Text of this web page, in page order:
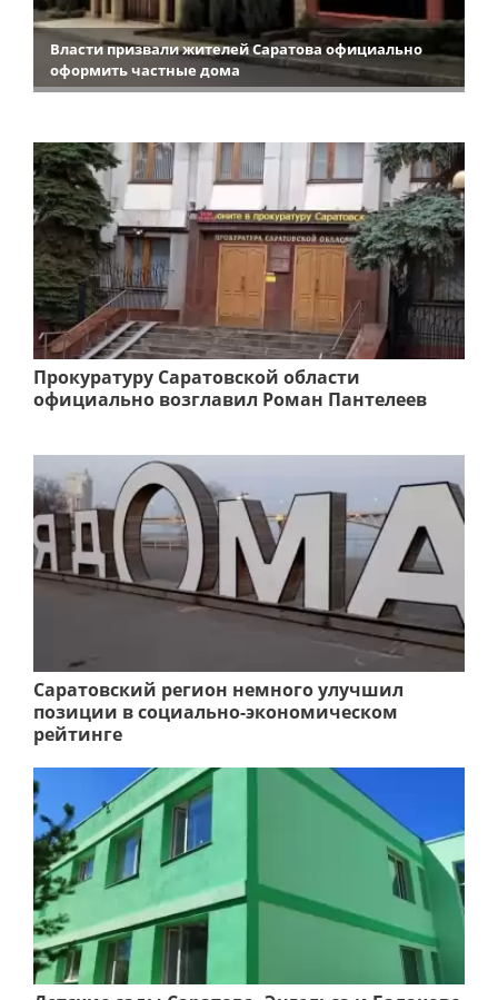
Власти призвали жителей Саратова официально
оформить частные дома
Прокуратуру Саратовской области
официально возглавил Роман Пантелеев
Саратовский регион немного улучшил
позиции в социально-экономическом
рейтинге